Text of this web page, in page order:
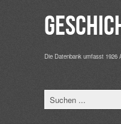
Die Datenbank umfasst 1926